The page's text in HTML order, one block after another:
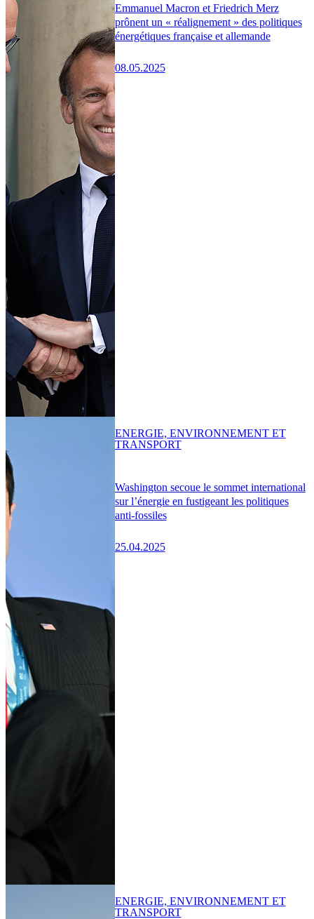
Emmanuel Macron et Friedrich Merz
prônent un « réalignement » des politiques
énergétiques française et allemande
08.05.2025
Washington secoue le sommet international
sur l’énergie en fustigeant les politiques
anti-fossiles
25.04.2025
ENERGIE, ENVIRONNEMENT ET
TRANSPORT
ENERGIE, ENVIRONNEMENT ET
TRANSPORT